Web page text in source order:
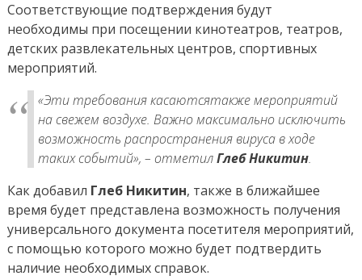
Соответствующие подтверждения будут
необходимы при посещении кинотеатров, театров,
детских развлекательных центров, спортивных
мероприятий.
«Эти требования касаютсятакже мероприятий
на свежем воздухе. Важно максимально исключить
возможность распространения вируса в ходе
таких событий», – отметилГлеб Никитин.
Как добавил Глеб Никитин, также в ближайшее
время будет представлена возможность получения
универсального документа посетителя мероприятий,
с помощью которого можно будет подтвердить
наличие необходимых справок.